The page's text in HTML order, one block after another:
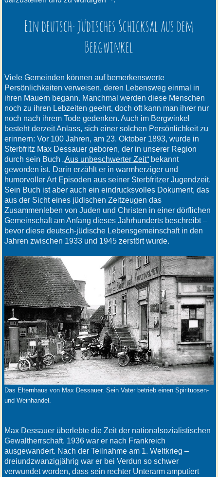
Ein deutsch-jüdisches Schicksal aus dem
Bergwinkel
Viele Gemeinden können auf bemerkenswerte
Persönlichkeiten verweisen, deren Lebensweg einmal in
ihren Mauern begann. Manchmal werden diese Menschen
noch zu ihren Lebzeiten geehrt, doch oft kann man ihrer nur
noch nach ihrem Tode gedenken. Auch im Bergwinkel
besteht derzeit Anlass, sich einer solchen Persönlichkeit zu
erinnern: Vor 100 Jahren, am 23. Oktober 1893, wurde in
Sterbfritz Max Dessauer geboren, der in unserer Region
durch sein Buch „Aus unbeschwerter Zeit“bekannt
geworden ist. Darin erzählt er in warmherziger und
humorvoller Art Episoden aus seiner Sterbfritzer Jugendzeit.
Sein Buch ist aber auch ein eindrucksvolles Dokument, das
aus der Sicht eines jüdischen Zeitzeugen das
Zusammenleben von Juden und Christen in einer dörflichen
Gemeinschaft am Anfang dieses Jahrhunderts beschreibt –
bevor diese deutsch-jüdische Lebensgemeinschaft in den
Jahren zwischen 1933 und 1945 zerstört wurde.
Das Elternhaus von Max Dessauer. Sein Vater betrieb einen Spirituosen-
und Weinhandel.
Max Dessauer überlebte die Zeit der nationalsozialistischen
Gewaltherrschaft. 1936 war er nach Frankreich
ausgewandert. Nach der Teilnahme am 1. Weltkrieg –
dreiundzwanzigjährig war er bei Verdun so schwer
verwundet worden, dass sein rechter Unterarm amputiert